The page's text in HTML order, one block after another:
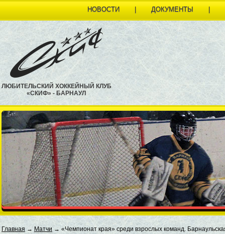
НОВОСТИ | ДОКУМЕНТЫ |
ЛЮБИТЕЛЬСКИЙ ХОККЕЙНЫЙ КЛУБ
«СКИФ» - БАРНАУЛ
Главная → Матчи → «Чемпионат края» среди взрослых команд.